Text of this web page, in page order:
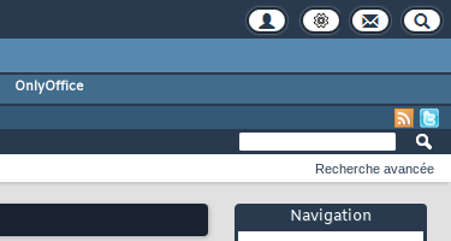
OnlyOffice
Navigation
Recherche avancée